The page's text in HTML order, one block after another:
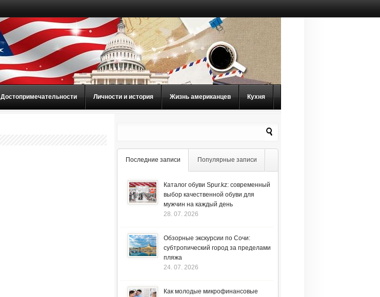
Достопримечательности Личности и история Жизнь американцев Кухня
Последние записи Популярные записи
Каталог обуви Spur.kz: современный
выбор качественной обуви для
мужчин на каждый день
28. 07. 2026
Обзорные экскурсии по Сочи:
субтропический город за пределами
пляжа
24. 07. 2026
Как молодые микрофинансовые